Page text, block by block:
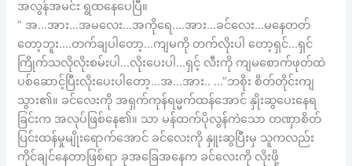
အလွန်အမင်း ရွထနေပေပြီ။
” အ…အား…အမလေး…အကိုရေ….အား…ခင်လေး…မနေတတ်
တော့ဘူး….တက်ချပါတော့…ကျမကို တက်လိုးပါ တော့ရှင်…ရှင်
ကြိုက်သလိုလိုးစမ်းပါ…လိုးပေးပါ…ရှင့် လီးကို ကျမစောက်ဖုတ်ထဲ
ပစ်ဆောင့်ပြီးလိုးပေးပါတော့…အ…အား.. …”ဘစိုး စိတ်တိုင်းကျ
သွား၏။ ခင်လေးကို အရှက်ကုန်ရမ္မက်ထန်အောင် နှိုးဆွပေးနေရ
ခြင်းက အလုပ်ဖြစ်နေ၏။ သာ မန်ထက်ပိုလွန်ကဲသော တဏှာစိတ်
ပြင်းထန်မှုမျိုးရောက်အောင် ခင်လေးကို နှူးဆွပြီးမှ သူကလည်း
ကိုင်ချင်နေတာဖြစ်ရာ ခုအခြေအနေက ခင်လေးကို လိုးဖို့